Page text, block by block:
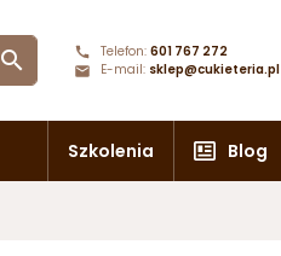
 Telefon: 601 767 272
E-mail: sklep@cukieteria.pl
Szkolenia Blog